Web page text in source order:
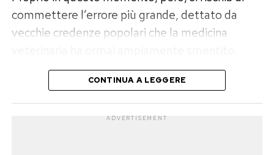
Come pulire e usare la salicornia in
Trattare la salicornia in cucina è facile: basta
eliminare la parte finale del fusto, più dura e
legnosa, e sciacquare i rametti sotto acqua
commettere l’errore più grande, dettato da
vecchie credenze popolari che la medicina
Vediamo cosa dice la scienza su come gestire
l’emergenza in modo sicuro.
Il grande errore: mai usare olio, alcol o
CONTINUA A LEGGERE
ADVERTISEMENT